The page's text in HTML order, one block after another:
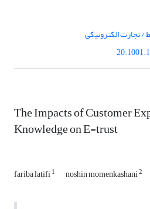
/ تجارت الکترونیکی
The Impacts of Customer
Knowledge on E-trust
fariba latifi1 noshin momenkashani2